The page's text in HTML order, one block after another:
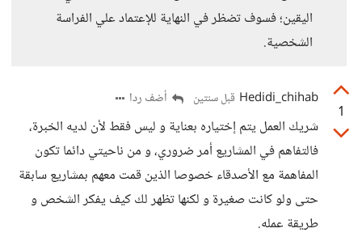
اليقين؛ فسوف تضظر في النهاية للإعتماد علي الفراسة
الشخصية.
1
Hedidi_chihab قبل سنتين أضف ردا
شريك العمل يتم إختياره بعناية و ليس فقط لأن لديه الخبرة،
فالتفاهم في المشاريع أمر ضروري، و من ناحيتي دائما تكون
المفاهمة مع الأصدقاء خصوصا الذين قمت معهم بمشاريع سابقة
حتى ولو كانت صغيرة و لكنها تظهر لك كيف يفكر الشخص و
طريقة عمله.